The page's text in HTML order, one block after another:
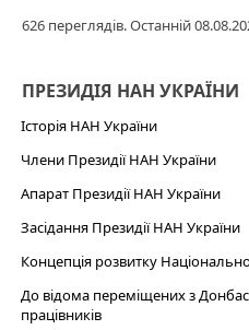
626 переглядів. Останній
ПРЕЗИДІЯ НАН УКРАЇНИ
Історія НАН України
Члени Президії НАН України
Апарат Президії НАН України
Засідання Президії НАН України
Концепція розвитку
До відома переміщених з
працівників